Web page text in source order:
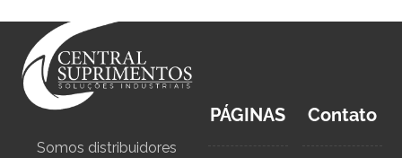
Somos distribuidores
PÁGINAS Contato